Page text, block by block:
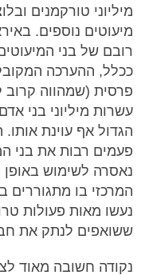
מיליוני טורקמנים
מיעוטים נוספים.
רובם של בני
ככלל, ההערכה
עשרות מיליוני בני
הגדול אף עוינת
פעמים רבות את בני
נאסרה לשימוש באופן
המרכזי בו מתגוררים
נעשו מאות פעולות
ששואפים לנתק את
נקודה חשובה מאוד